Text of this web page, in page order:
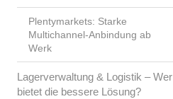
Plentymarkets: Starke
Multichannel-Anbindung ab
Werk
Lagerverwaltung & Logistik – Wer
bietet die bessere Lösung?